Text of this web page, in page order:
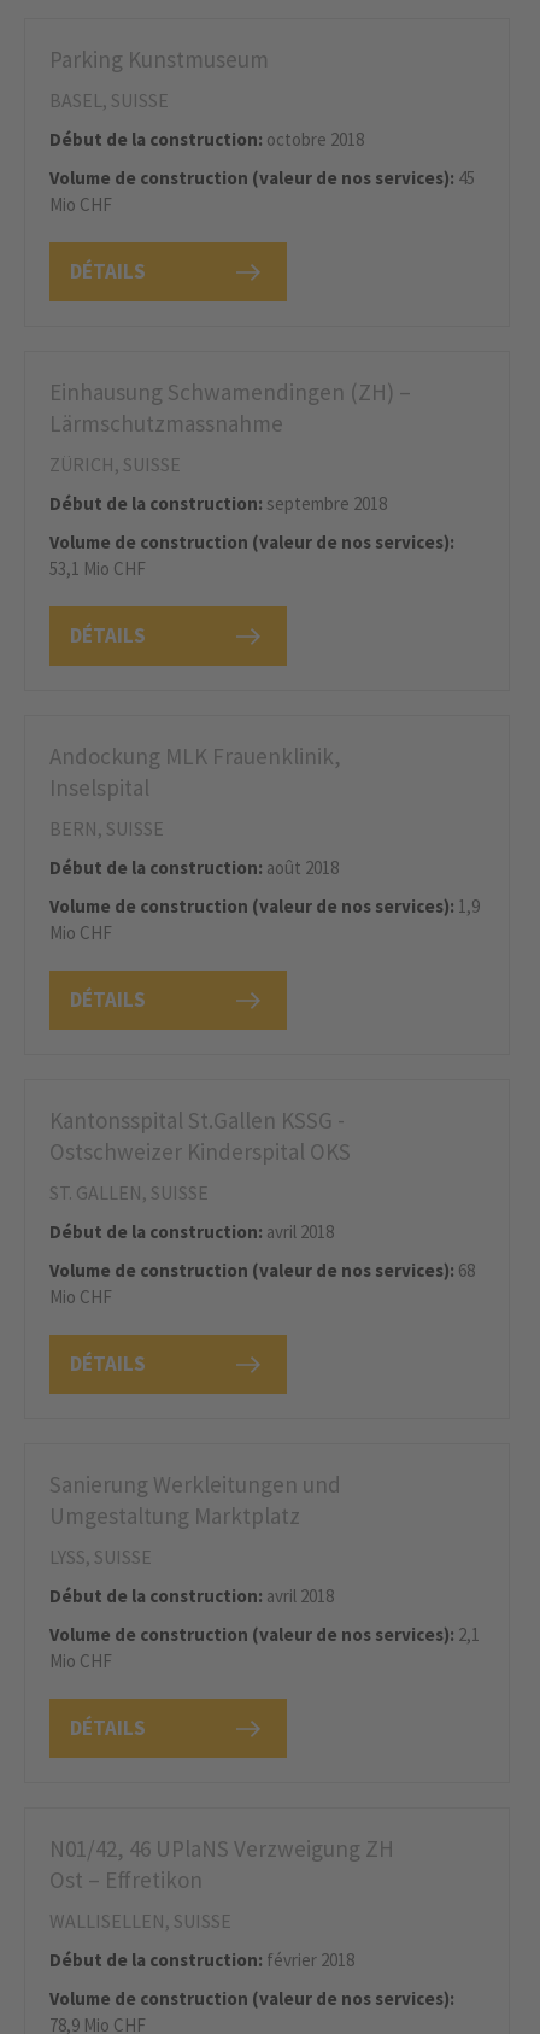
DÉTAILS
Parking Kunstmuseum
BASEL, SUISSE
Début de la construction: octobre 2018
Volume de construction (valeur de nos services): 45
Mio CHF
DÉTAILS
Einhausung Schwamendingen (ZH) –
Lärmschutzmassnahme
ZÜRICH, SUISSE
Début de la construction: septembre 2018
Volume de construction (valeur de nos services):
53,1 Mio CHF
DÉTAILS
Andockung MLK Frauenklinik,
Inselspital
BERN, SUISSE
Début de la construction: août 2018
Volume de construction (valeur de nos services): 1,9
Mio CHF
DÉTAILS
Kantonsspital St.Gallen KSSG -
Ostschweizer Kinderspital OKS
ST. GALLEN, SUISSE
Début de la construction: avril 2018
Volume de construction (valeur de nos services): 68
Mio CHF
DÉTAILS
Sanierung Werkleitungen und
Umgestaltung Marktplatz
LYSS, SUISSE
Début de la construction: avril 2018
Volume de construction (valeur de nos services): 2,1
Mio CHF
N01/42, 46 UPlaNS Verzweigung ZH
Ost – Effretikon
WALLISELLEN, SUISSE
Début de la construction: février 2018
Volume de construction (valeur de nos services):
78,9 Mio CHF